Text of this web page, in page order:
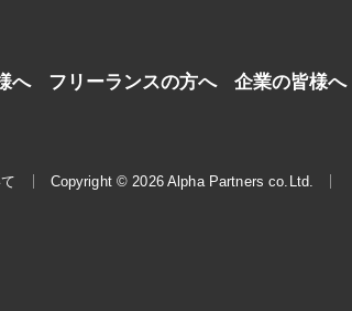
へ フリーランスの方へ 企業の皆様へ
Copyright © 2026 Alpha Partners co.Ltd.